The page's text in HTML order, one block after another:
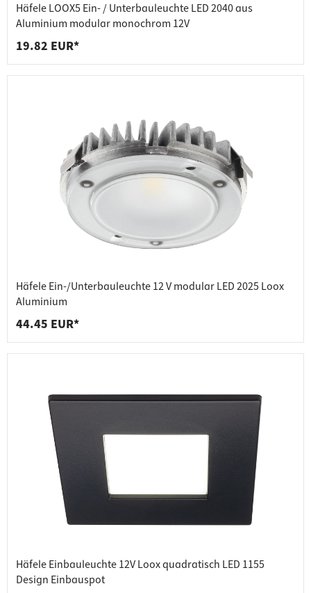
Häfele LOOX5 Ein- / Unterbauleuchte LED 2040 aus
Aluminium modular monochrom 12V
19.82 EUR*
Häfele Ein-/Unterbauleuchte 12 V modular LED 2025 Loox
Aluminium
44.45 EUR*
Häfele Einbauleuchte 12V Loox quadratisch LED 1155
Design Einbauspot